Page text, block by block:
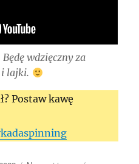
wdzięczny za
i lajki.
Postaw kawę